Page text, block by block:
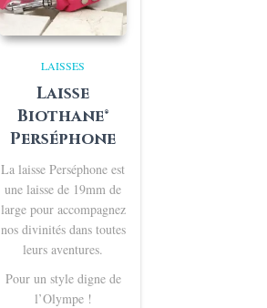
LAISSES
Laisse
Biothane®
Perséphone
La laisse Perséphone est
une laisse de 19mm de
large pour accompagnez
nos divinités dans toutes
leurs aventures.
Pour un style digne de
l’Olympe !